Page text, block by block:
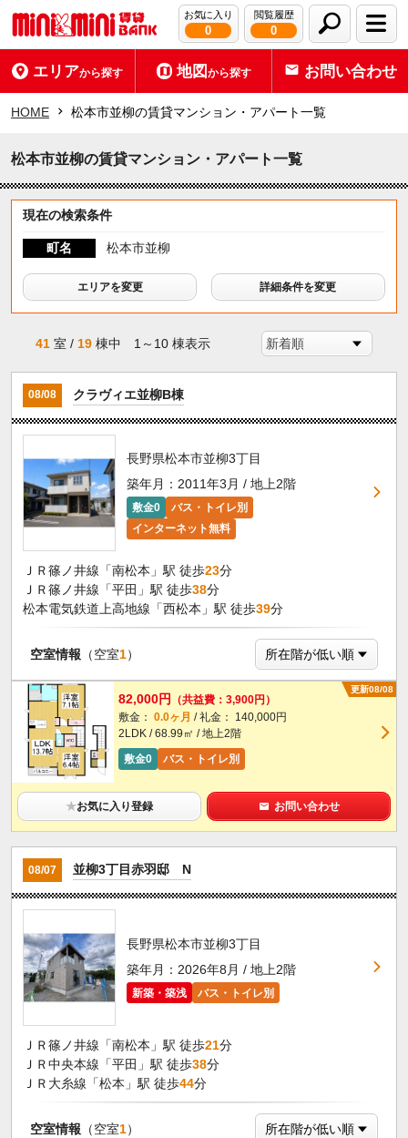
お気に入り
0
閲覧履歴
0
エリアから探す 地図から探す お問い合わせ
HOME 松本市並柳の賃貸マンション・アパート一覧
松本市並柳の賃貸マンション・アパート一覧
現在の検索条件
町名 松本市並柳
エリアを変更 詳細条件を変更
41 室 / 19 棟中 1～10 棟表示
08/08 クラヴィエ並柳B棟
長野県松本市並柳3丁目
築年月：2011年3月 / 地上2階
敷金0
バス・トイレ別
インターネット無料
ＪＲ篠ノ井線「南松本」駅 徒歩23分
ＪＲ篠ノ井線「平田」駅 徒歩38分
松本電気鉄道上高地線「西松本」駅 徒歩39分
空室情報 （空室1）
更新08/08
82,000円
（共益費：3,900円）
敷金： 0.0ヶ月 / 礼金： 140,000円
2LDK / 68.99㎡ / 地上2階
敷金0
バス・トイレ別
★お気に入り登録 お問い合わせ
08/07 並柳3丁目赤羽邸 N
長野県松本市並柳3丁目
築年月：2026年8月 / 地上2階
新築・築浅 バス・トイレ別
ＪＲ篠ノ井線「南松本」駅 徒歩21分
ＪＲ中央本線「平田」駅 徒歩38分
ＪＲ大糸線「松本」駅 徒歩44分
空室情報 （空室1）